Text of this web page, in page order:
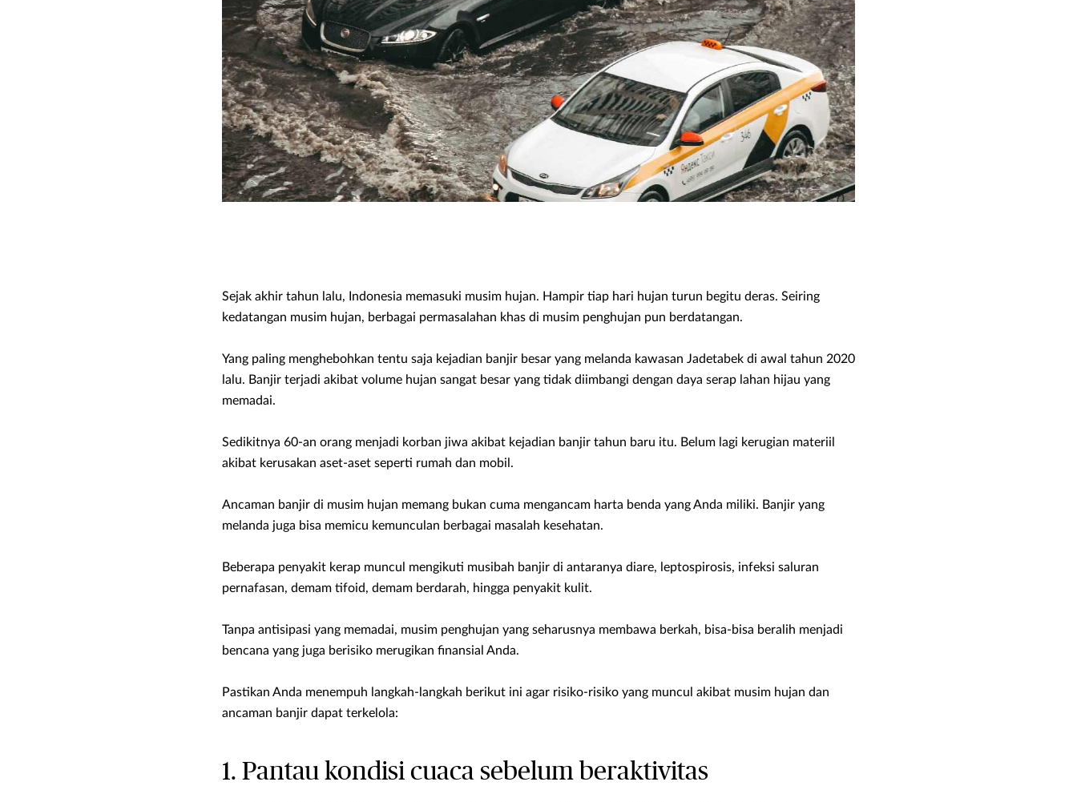
Sejak akhir tahun lalu, Indonesia memasuki musim hujan. Hampir tiap hari hujan turun begitu deras. Seiring
kedatangan musim hujan, berbagai permasalahan khas di musim penghujan pun berdatangan.
Yang paling menghebohkan tentu saja kejadian banjir besar yang melanda kawasan Jadetabek di awal tahun 2020
lalu. Banjir terjadi akibat volume hujan sangat besar yang tidak diimbangi dengan daya serap lahan hijau yang
memadai.
Sedikitnya 60-an orang menjadi korban jiwa akibat kejadian banjir tahun baru itu. Belum lagi kerugian materiil
akibat kerusakan aset-aset seperti rumah dan mobil.
Ancaman banjir di musim hujan memang bukan cuma mengancam harta benda yang Anda miliki. Banjir yang
melanda juga bisa memicu kemunculan berbagai masalah kesehatan.
Beberapa penyakit kerap muncul mengikuti musibah banjir di antaranya diare, leptospirosis, infeksi saluran
pernafasan, demam tifoid, demam berdarah, hingga penyakit kulit.
Tanpa antisipasi yang memadai, musim penghujan yang seharusnya membawa berkah, bisa-bisa beralih menjadi
bencana yang juga berisiko merugikan finansial Anda.
Pastikan Anda menempuh langkah-langkah berikut ini agar risiko-risiko yang muncul akibat musim hujan dan
ancaman banjir dapat terkelola:
1. Pantau kondisi cuaca sebelum beraktivitas